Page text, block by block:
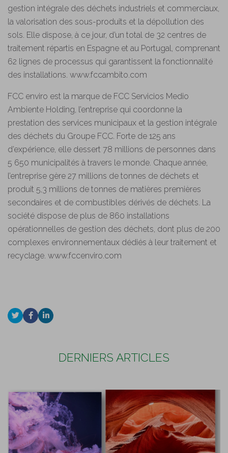
gestion intégrale des déchets industriels et commerciaux,
la valorisation des sous-produits et la dépollution des
sols. Elle dispose, à ce jour, d’un total de 32 centres de
traitement répartis en Espagne et au Portugal, comprenant
62 lignes de processus qui garantissent la fonctionnalité
des installations. www.fccambito.com
FCC enviro est la marque de FCC Servicios Medio
Ambiente Holding, l’entreprise qui coordonne la
prestation des services municipaux et la gestion intégrale
des déchets du Groupe FCC. Forte de 125 ans
d’expérience, elle dessert 78 millions de personnes dans
5 650 municipalités à travers le monde. Chaque année,
l’entreprise gère 27 millions de tonnes de déchets et
produit 5,3 millions de tonnes de matières premières
secondaires et de combustibles dérivés de déchets. La
société dispose de plus de 860 installations
opérationnelles de gestion des déchets, dont plus de 200
complexes environnementaux dédiés à leur traitement et
recyclage. www.fccenviro.com
DERNIERS ARTICLES